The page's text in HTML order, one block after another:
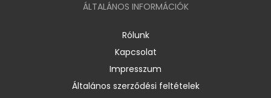
ÁLTALÁNOS INFORMÁCIÓK
Rólunk
Kapcsolat
Impresszum
Általános szerződési feltételek